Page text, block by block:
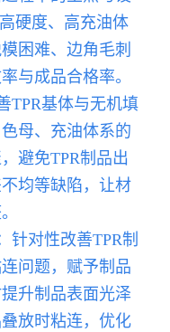
硬度、高充油体
困难、边角毛刺
与成品合格率。
TPR基体与无机填
母、充油体系的
避免TPR制品出
均等缺陷，让材
针对性改善TPR制
问题，赋予制品
升制品表面光泽
放时粘连，优化